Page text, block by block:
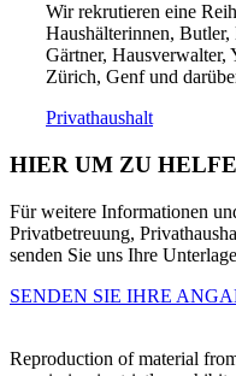
Wir rekrutieren eine
Haushälterinnen,
Gärtner, Hausverwalter,
Zürich, Genf und
Privathaushalt
HIER UM ZU
Für weitere Informationen
Privatbetreuung,
senden Sie uns Ihre
SENDEN SIE IHRE
Reproduction of material